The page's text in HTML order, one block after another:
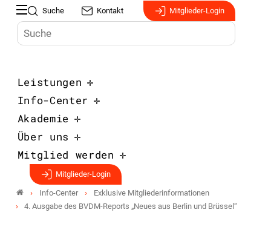
Suche Kontakt Mitglieder-Login
Leistungen
Info-Center
Akademie
Über uns
Mitglied werden
Mitglieder-Login
Info-Center
Exklusive Mitgliederinformationen
4. Ausgabe des BVDM-Reports „Neues aus Berlin und Brüssel“